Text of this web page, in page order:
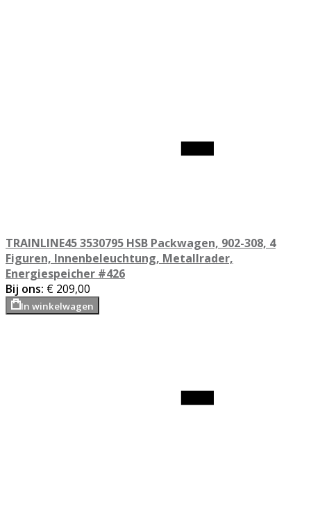
TRAINLINE45 3530795 HSB Packwagen, 902-308, 4
Figuren, Innenbeleuchtung, Metallrader,
Energiespeicher #426
Bij ons: € 209,00
In winkelwagen